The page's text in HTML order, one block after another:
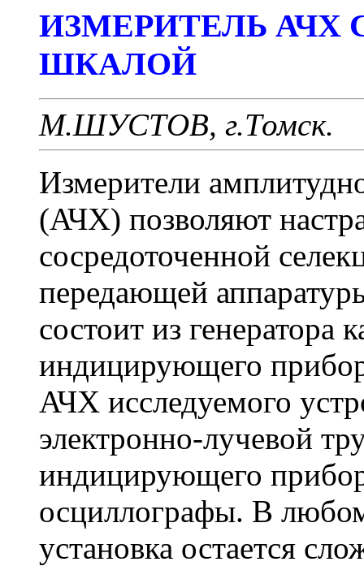
ИЗМЕРИТЕЛЬ АЧХ
ШКАЛОЙ
М.ШУСТОВ, г.Томск.
Измерители
(АЧХ) позволяют
сосредоточенной
передающей
состоит из
индицирующего
АЧХ исследуемого
электронно-лучевой
индицирующего
осциллографы. В
установка остается